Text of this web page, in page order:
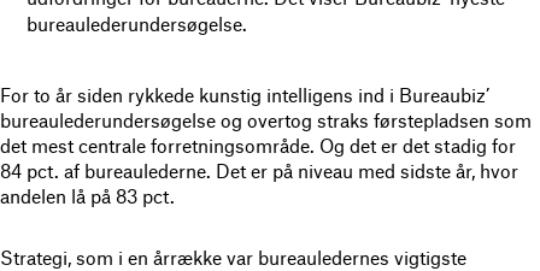
bureaulederundersøgelse.
For to år siden rykkede kunstig intelligens ind i Bureaubiz’
bureaulederundersøgelse og overtog straks førstepladsen som
det mest centrale forretningsområde. Og det er det stadig for
84 pct. af bureaulederne. Det er på niveau med sidste år, hvor
andelen lå på 83 pct.
Strategi, som i en årrække var bureauledernes vigtigste